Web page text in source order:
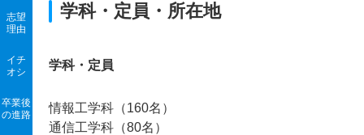
志望
理由
イチ
オシ
卒業後
の進路
学科・定員・所在地
学科・定員
情報工学科（160名）
通信工学科（80名）